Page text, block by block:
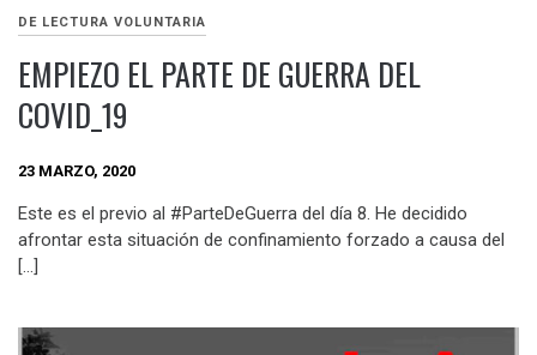
DE LECTURA VOLUNTARIA
EMPIEZO EL PARTE DE GUERRA DEL
COVID_19
23 MARZO, 2020
Este es el previo al #ParteDeGuerra del día 8. He decidido
afrontar esta situación de confinamiento forzado a causa del
[…]